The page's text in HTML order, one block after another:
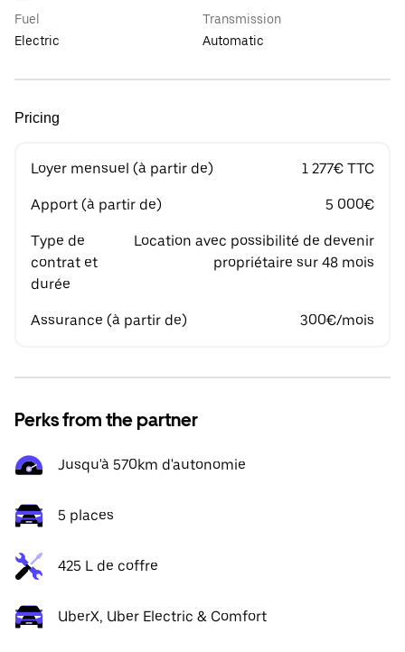
Fuel
Electric
Transmission
Automatic
Pricing
Loyer mensuel (à partir de) 1 277€ TTC
Apport (à partir de) 5 000€
Type de
contrat et
durée
Location avec possibilité de devenir
propriétaire sur 48 mois
Assurance (à partir de) 300€/mois
Perks from the partner
Jusqu'à 570km d'autonomie
5 places
425 L de coffre
UberX, Uber Electric & Comfort